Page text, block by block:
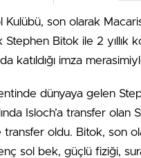
son olarak
Stephen Bitok ile 2 yıllık
da katıldığı imza
dünyaya gelen
Isloch’a transfer olan
transfer oldu. Bitok, son
sol bek, güçlü fiziği,